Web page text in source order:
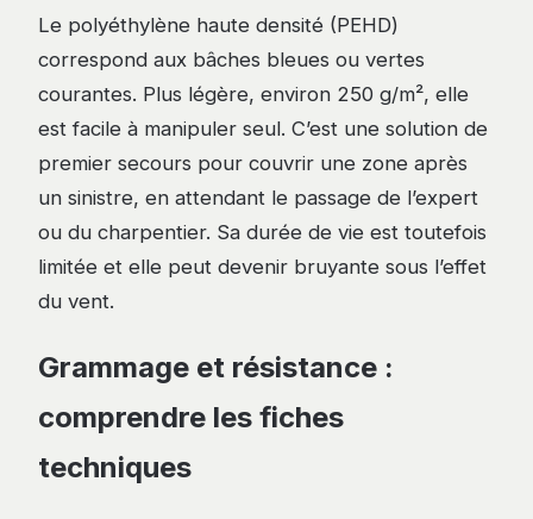
Le polyéthylène haute densité (PEHD)
correspond aux bâches bleues ou vertes
courantes. Plus légère, environ 250 g/m², elle
est facile à manipuler seul. C’est une solution de
premier secours pour couvrir une zone après
un sinistre, en attendant le passage de l’expert
ou du charpentier. Sa durée de vie est toutefois
limitée et elle peut devenir bruyante sous l’effet
du vent.
Grammage et résistance :
comprendre les fiches
techniques